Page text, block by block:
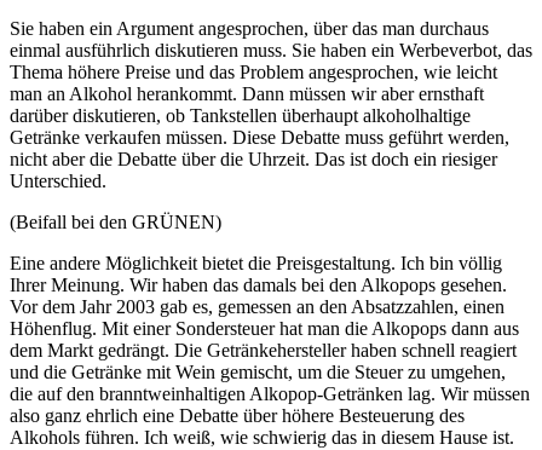
Sie haben ein Argument angesprochen, über das man durchaus
einmal ausführlich diskutieren muss. Sie haben ein Werbeverbot, das
Thema höhere Preise und das Problem angesprochen, wie leicht
man an Alkohol herankommt. Dann müssen wir aber ernsthaft
darüber diskutieren, ob Tankstellen überhaupt alkoholhaltige
Getränke verkaufen müssen. Diese Debatte muss geführt werden,
nicht aber die Debatte über die Uhrzeit. Das ist doch ein riesiger
Unterschied.
(Beifall bei den GRÜNEN)
Eine andere Möglichkeit bietet die Preisgestaltung. Ich bin völlig
Ihrer Meinung. Wir haben das damals bei den Alkopops gesehen.
Vor dem Jahr 2003 gab es, gemessen an den Absatzzahlen, einen
Höhenflug. Mit einer Sondersteuer hat man die Alkopops dann aus
dem Markt gedrängt. Die Getränkehersteller haben schnell reagiert
und die Getränke mit Wein gemischt, um die Steuer zu umgehen,
die auf den branntweinhaltigen Alkopop-Getränken lag. Wir müssen
also ganz ehrlich eine Debatte über höhere Besteuerung des
Alkohols führen. Ich weiß, wie schwierig das in diesem Hause ist.